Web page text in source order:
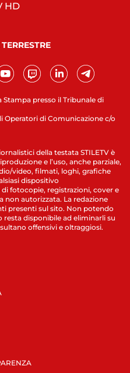
presso il Tribunale di
Operatori di Comunicazione c/o
HD
della testata STILETV è
e l’uso, anche parziale,
video, filmati, loghi, grafiche
dispositivo
fotocopie, registrazioni, cover e
non autorizzata. La redazione
presenti sul sito. Non potendo
disponibile ad eliminarli su
offensivi e oltraggiosi.